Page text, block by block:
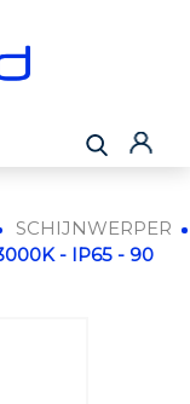
SCHIJNWERPER
- IP65 - 90